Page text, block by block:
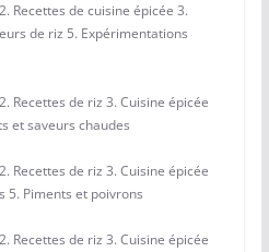
Recettes de cuisine épicée 3.
de riz 5. Expérimentations
Recettes de riz 3. Cuisine épicée
et saveurs chaudes
Recettes de riz 3. Cuisine épicée
5. Piments et poivrons
Recettes de riz 3. Cuisine épicée